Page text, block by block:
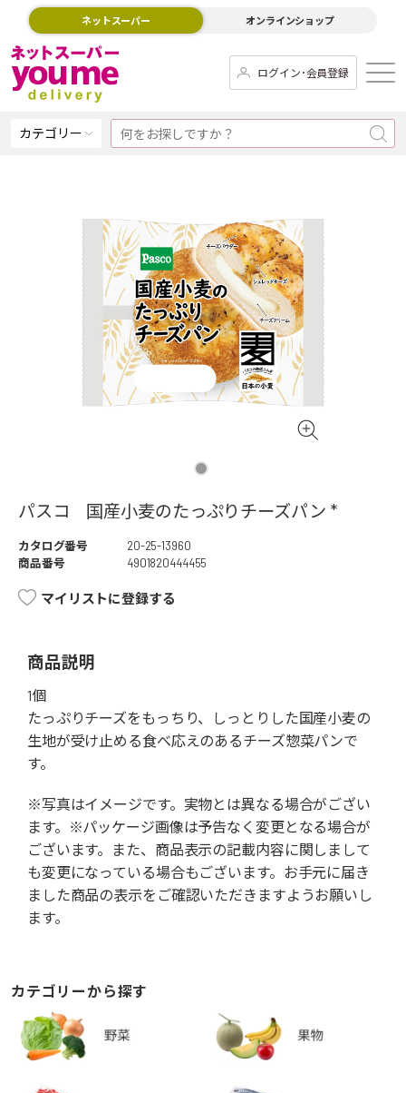
ネットスーパー オンラインショップ
ログイン･会員登録
カテゴリー
パスコ 国産小麦のたっぷりチーズパン *
カタログ番号
20-25-13960
商品番号
4901820444455
マイリストに登録する
商品説明
1個
たっぷりチーズをもっちり、しっとりした国産小麦の
生地が受け止める食べ応えのあるチーズ惣菜パンで
す。
※写真はイメージです。実物とは異なる場合がござい
ます。※パッケージ画像は予告なく変更となる場合が
ございます。また、商品表示の記載内容に関しまして
も変更になっている場合もございます。お手元に届き
ました商品の表示をご確認いただきますようお願いし
ます。
カテゴリーから探す